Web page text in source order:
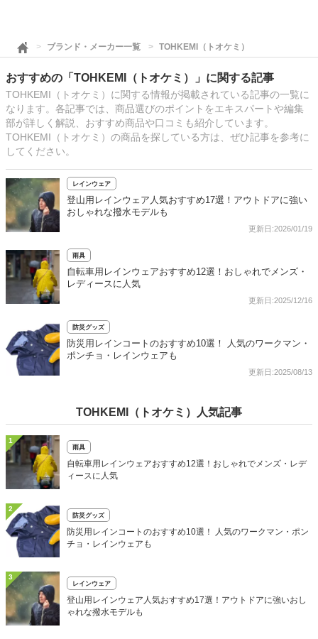
ブランド・メーカー一覧 TOHKEMI（トオケミ）
おすすめの「TOHKEMI（トオケミ）」に関する記事
TOHKEMI（トオケミ）に関する情報が掲載されている記事の一覧に
なります。各記事では、商品選びのポイントをエキスパートや編集
部が詳しく解説、おすすめ商品や口コミも紹介しています。
TOHKEMI（トオケミ）の商品を探している方は、ぜひ記事を参考に
してください。
レインウェア
登山用レインウェア人気おすすめ17選！アウトドアに強い
おしゃれな撥水モデルも
更新日:2026/01/19
雨具
自転車用レインウェアおすすめ12選！おしゃれでメンズ・
レディースに人気
更新日:2025/12/16
防災グッズ
防災用レインコートのおすすめ10選！ 人気のワークマン・
ポンチョ・レインウェアも
更新日:2025/08/13
TOHKEMI（トオケミ）人気記事
1
雨具
自転車用レインウェアおすすめ12選！おしゃれでメンズ・レデ
ィースに人気
2
防災グッズ
防災用レインコートのおすすめ10選！ 人気のワークマン・ポン
チョ・レインウェアも
3
レインウェア
登山用レインウェア人気おすすめ17選！アウトドアに強いおし
ゃれな撥水モデルも